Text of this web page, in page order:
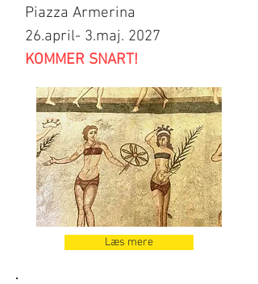
Piazza Armerina
26.april- 3.maj. 2027
KOMMER SNART!
Læs mere